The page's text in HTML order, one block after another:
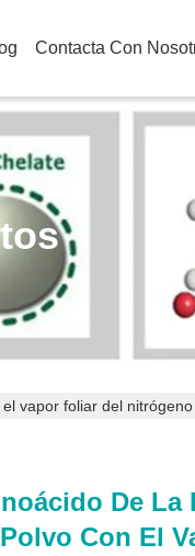
Contacta Con
vapor foliar del
De La
Con El